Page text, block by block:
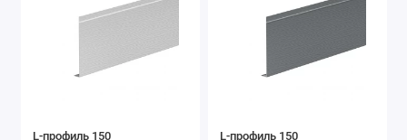
L-профиль 150
L-профиль 150